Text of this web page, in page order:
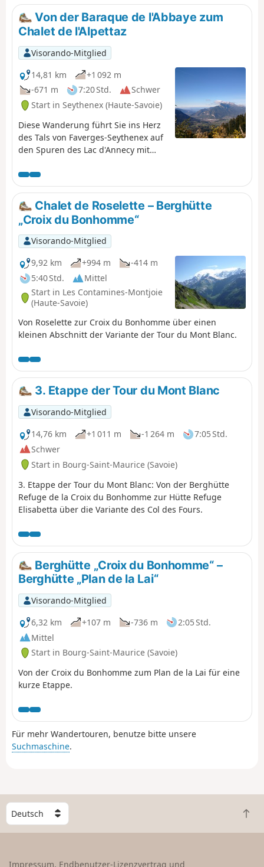
Von der Baraque de l'Abbaye zum
Chalet de l'Alpettaz
Visorando-Mitglied
14,81 km
+1 092 m
-671 m
7:20 Std.
Schwer
Start in Seythenex (Haute-Savoie)
Diese Wanderung führt Sie ins Herz
des Tals von Faverges-Seythenex auf
den Spuren des Lac d'Annecy mit
Hauptwasserzufuhr des Sees
darstellt, und endet mit einem Blick
auf Albertville und den Mont Blanc
am Col de l'Alpettaz (1580 m).
Chalet de Roselette – Berghütte
„Croix du Bonhomme“
Visorando-Mitglied
9,92 km
+994 m
-414 m
5:40 Std.
Mittel
Start in Les Contamines-Montjoie
(Haute-Savoie)
Von Roselette zur Croix du Bonhomme über einen
kleinen Abschnitt der Variante der Tour du Mont Blanc.
3. Etappe der Tour du Mont Blanc
Visorando-Mitglied
14,76 km
+1 011 m -1 264 m
7:05 Std.
Schwer
Start in Bourg-Saint-Maurice (Savoie)
3. Etappe der Tour du Mont Blanc: Von der Berghütte
Refuge de la Croix du Bonhomme zur Hütte Refuge
Elisabetta über die Variante des Col des Fours.
Berghütte „Croix du Bonhomme“ –
Berghütte „Plan de la Lai“
Visorando-Mitglied
6,32 km
+107 m -736 m
2:05 Std.
Mittel
Start in Bourg-Saint-Maurice (Savoie)
Von der Croix du Bonhomme zum Plan de la Lai für eine
kurze Etappe.
Für mehr Wandertouren, benutze bitte unsere
Suchmaschine.
W
ä
h
Z
u
Impressum, Endbenutzer-Lizenzvertrag und